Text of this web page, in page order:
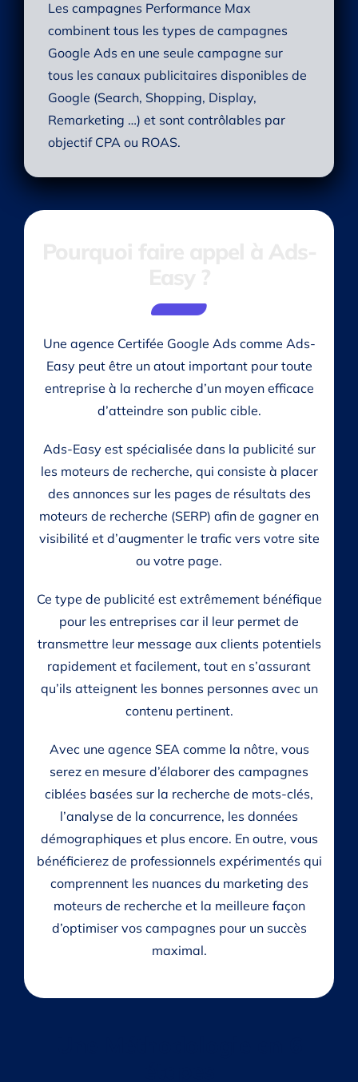
Les campagnes Performance Max
combinent tous les types de campagnes
Google Ads en une seule campagne sur
tous les canaux publicitaires disponibles de
Google (Search, Shopping, Display,
Remarketing …) et sont contrôlables par
objectif CPA ou ROAS.
Une agence Certifée Google Ads comme Ads-
Easy peut être un atout important pour toute
entreprise à la recherche d’un moyen efficace
d’atteindre son public cible.
Ads-Easy est spécialisée dans la publicité sur
les moteurs de recherche, qui consiste à placer
des annonces sur les pages de résultats des
moteurs de recherche (SERP) afin de gagner en
visibilité et d’augmenter le trafic vers votre site
ou votre page.
Ce type de publicité est extrêmement bénéfique
pour les entreprises car il leur permet de
transmettre leur message aux clients potentiels
rapidement et facilement, tout en s’assurant
qu’ils atteignent les bonnes personnes avec un
contenu pertinent.
Avec une agence SEA comme la nôtre, vous
serez en mesure d’élaborer des campagnes
ciblées basées sur la recherche de mots-clés,
l’analyse de la concurrence, les données
démographiques et plus encore. En outre, vous
bénéficierez de professionnels expérimentés qui
comprennent les nuances du marketing des
moteurs de recherche et la meilleure façon
d’optimiser vos campagnes pour un succès
maximal.